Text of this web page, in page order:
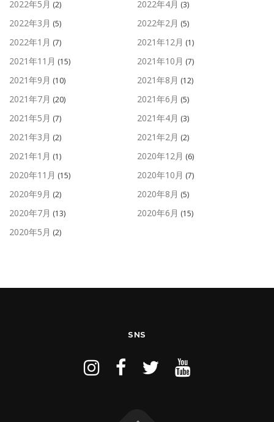
2022年5月 (2) 2022年4月 (3)
2022年3月 (5) 2022年2月 (5)
2022年1月 (7) 2021年12月 (1)
2021年11月 (15) 2021年10月 (7)
2021年9月 (10) 2021年8月 (12)
2021年7月 (20) 2021年6月 (5)
2021年5月 (7) 2021年4月 (3)
2021年3月 (2) 2021年2月 (2)
2021年1月 (1) 2020年12月 (6)
2020年11月 (15) 2020年10月 (7)
2020年9月 (2) 2020年8月 (5)
2020年7月 (13) 2020年6月 (15)
2020年5月 (2)
SNS